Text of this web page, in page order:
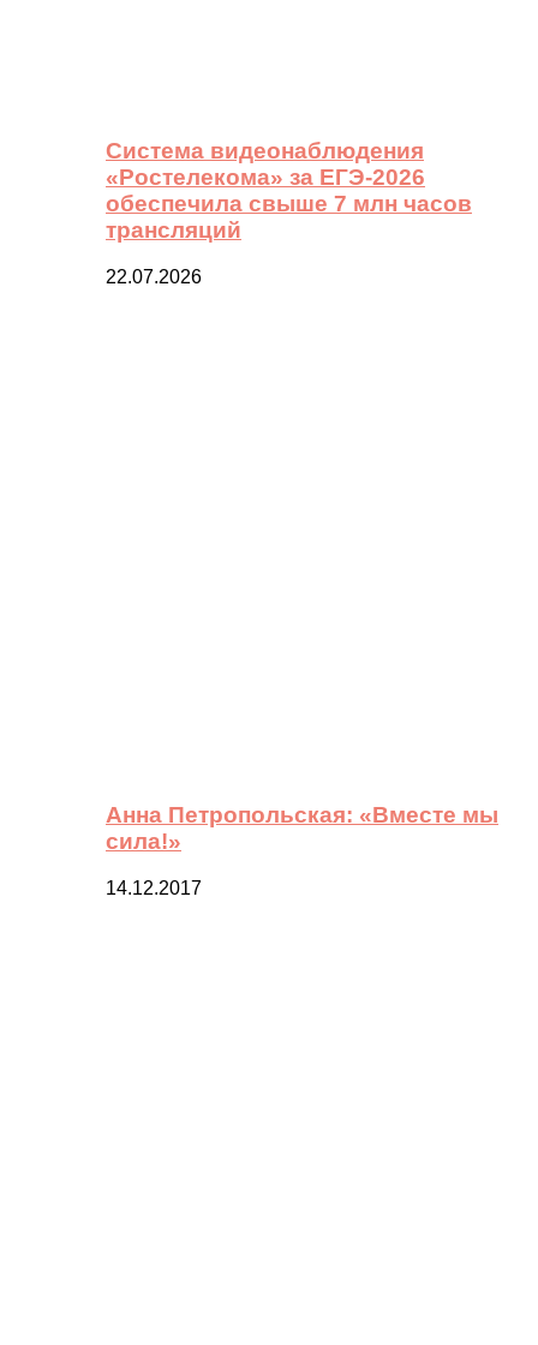
Система видеонаблюдения
«Ростелекома» за ЕГЭ-2026
обеспечила свыше 7 млн часов
трансляций
22.07.2026
Анна Петропольская: «Вместе мы
сила!»
14.12.2017